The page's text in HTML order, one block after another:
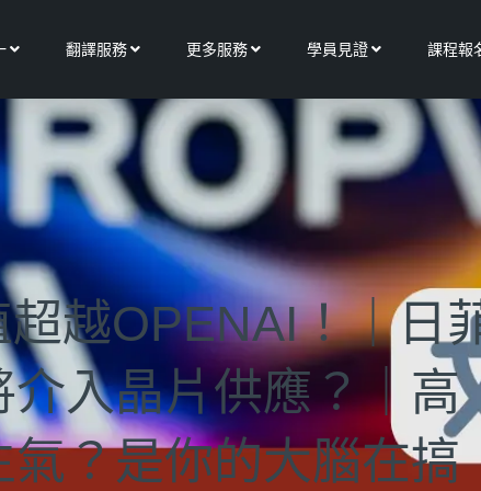
Open 外語一對一
翻譯服務Open 翻譯服務
更多服務Open 更多服務
學員見證Open 學員見
課程報
越OPENAI！｜日
入晶片供應？｜高
？是你的大腦在搞